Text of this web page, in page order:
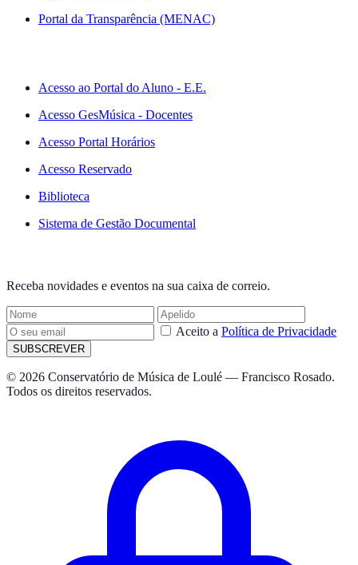
Portal da Transparência (MENAC)
Acesso ao Portal do Aluno - E.E.
Acesso GesMúsica - Docentes
Acesso Portal Horários
Acesso Reservado
Biblioteca
Sistema de Gestão Documental
Receba novidades e eventos na sua caixa de correio.
Aceito a Política de Privacidade
SUBSCREVER
© 2026 Conservatório de Música de Loulé — Francisco Rosado.
Todos os direitos reservados.